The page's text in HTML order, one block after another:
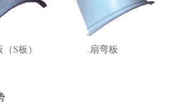
板（S板） 扇弯板